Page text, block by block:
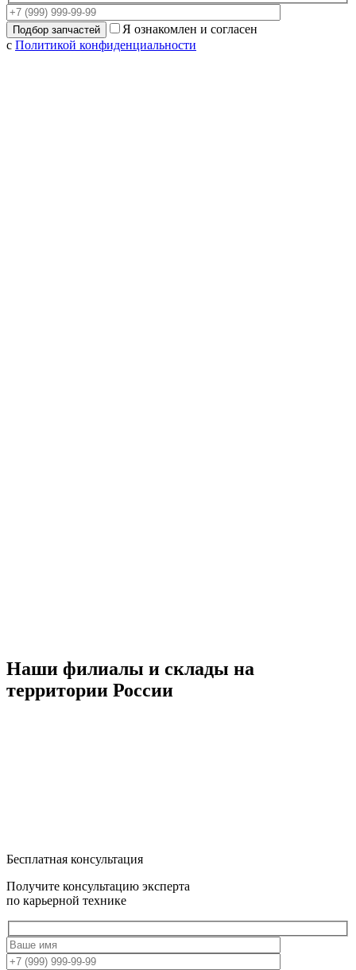
Я ознакомлен и согласен
с Политикой конфиденциальности
Наши филиалы и склады на
территории России
Бесплатная консультация
Получите консультацию эксперта
по карьерной технике